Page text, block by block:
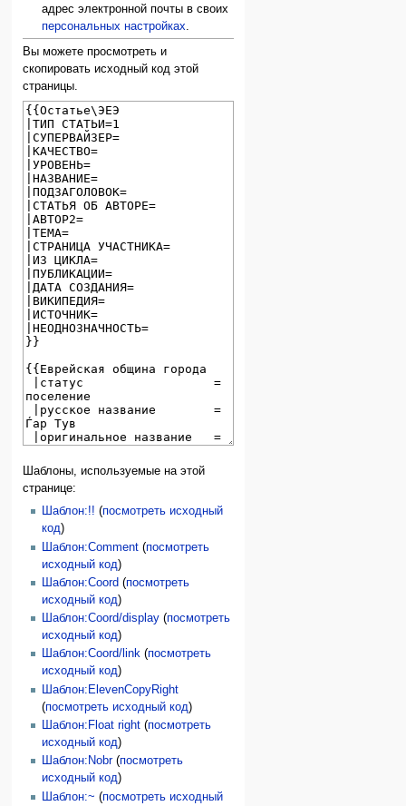
адрес электронной почты в своих
персональных настройках.
Вы можете просмотреть и
скопировать исходный код этой
страницы.
Шаблоны, используемые на этой
странице:
Шаблон:!! (посмотреть исходный
код)
Шаблон:Comment(посмотреть
исходный код)
Шаблон:Coord (посмотреть
исходный код)
Шаблон:Coord/display(посмотреть
исходный код)
Шаблон:Coord/link(посмотреть
исходный код)
Шаблон:ElevenCopyRight
(посмотреть исходный код)
Шаблон:Float right(посмотреть
исходный код)
Шаблон:Nobr(посмотреть
исходный код)
Шаблон:~ (посмотреть исходный